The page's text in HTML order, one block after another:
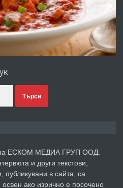
Офис под наем в кв.
Хасково-близо до
градина!
преди 3 дни
ТРИСТАЕН
В НОВА СГРАДА КВ.
ток, вода,канализация,
0889 537 426
Търси
на ЕСКОМ МЕДИА ГРУП ООД.
и други текстови,
в сайта, са
ако изрично е посочено